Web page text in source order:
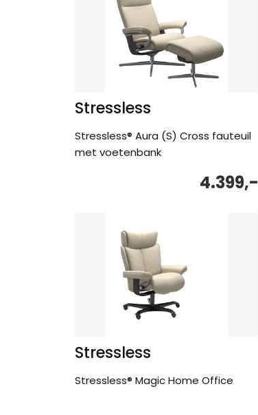
Stressless
Stressless® Aura (S) Cross fauteuil
met voetenbank
4.399,-
Stressless
Stressless® Magic Home Office